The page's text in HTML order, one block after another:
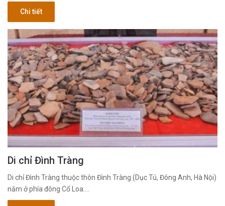
Chi tiết
Di chỉ Đình Tràng
Di chỉ Đình Tràng thuộc thôn Đình Tràng (Dục Tú, Đông Anh, Hà Nội)
nằm ở phía đông Cổ Loa.…